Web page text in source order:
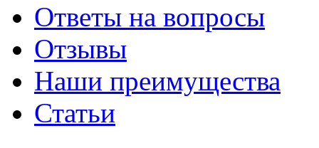
Ответы на вопросы
Отзывы
Наши преимущества
Статьи